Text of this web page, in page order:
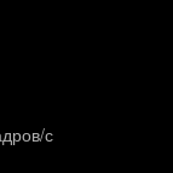
с